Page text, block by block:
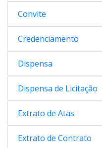
Convite
Credenciamento
Dispensa
Dispensa de Licitação
Extrato de Atas
Extrato de Contrato